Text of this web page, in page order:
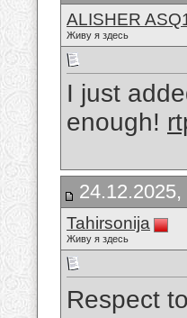
ALISHER
Живу я здесь
I just
enough!
24.12.2025,
Tahirsonija
Живу я здесь
Respect